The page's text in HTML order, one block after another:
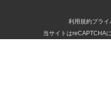
利用規約プラ
当サイトはreCAPTCHA